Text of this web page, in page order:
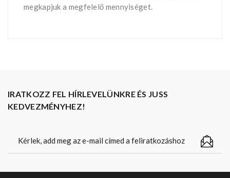
megkapjuk a megfelelő mennyiséget.
IRATKOZZ FEL HÍRLEVELÜNKRE ÉS JUSS
KEDVEZMÉNYHEZ!